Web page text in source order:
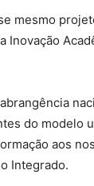
mesmo
Inovação
do modelo
aos
Integrado.